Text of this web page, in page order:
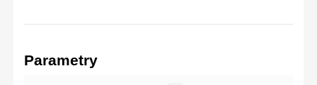
Parametry